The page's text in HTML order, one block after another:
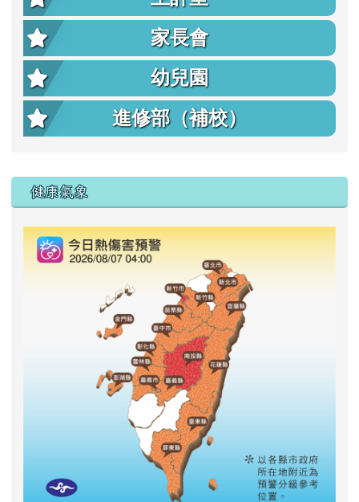
家長會
幼兒園
進修部（補校）
右邊區域內容
健康氣象